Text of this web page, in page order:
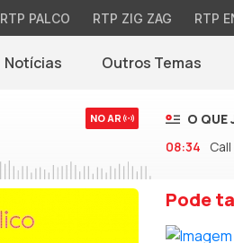
RTP PALCO RTP ZIG ZAG RTP
Notícias(abre em nova janela)
Outros Temas
NO AR
O QUE
08:34
Pode